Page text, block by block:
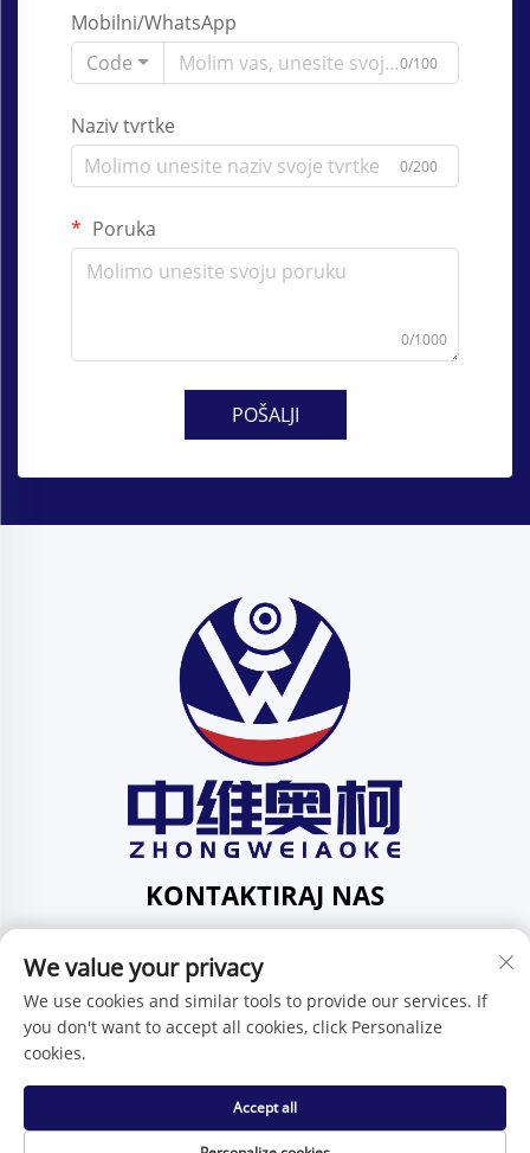
Mobilni/WhatsApp
Code
0/100
Naziv tvrtke
0/200
Poruka
0/1000
POŠALJI
KONTAKTIRAJ NAS
Pingdi, Shenzhen, Guangdong, Kina
Tel:+86-15986647296
E-mail: [email protected]
Autorska prava © Shenzhen Zhongweiaoke Technology Co.,
Ltd. -Politika privatnosti
We value your privacy
We use cookies and similar tools to provide our services. If
you don't want to accept all cookies, click Personalize
cookies.
Accept all